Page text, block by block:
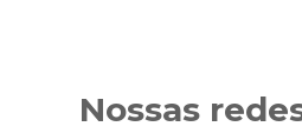
Nossas